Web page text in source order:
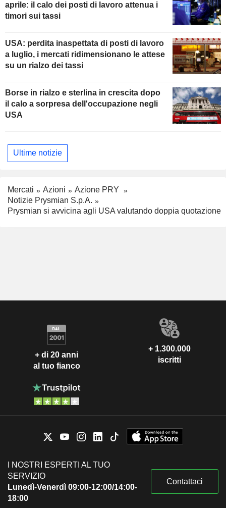
aprile: il calo dei posti di lavoro attenua i
timori sui tassi
USA: perdita inaspettata di posti di lavoro
a luglio, i mercati ridimensionano le attese
su un rialzo dei tassi
Borse in rialzo e sterlina in crescita dopo
il calo a sorpresa dell'occupazione negli
USA
Ultime notizie
Mercati Azioni
Azione PRY
Notizie Prysmian S.p.A.
Prysmian si avvicina agli USA valutando doppia quotazione
+ di 20 anni
al tuo fianco
+ 1.300.000
iscritti
I NOSTRI ESPERTI AL TUO
SERVIZIO
Lunedì-Venerdì 09:00-12:00/14:00-
18:00
Contattaci